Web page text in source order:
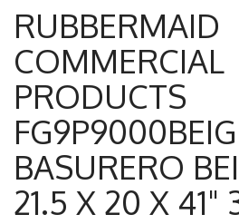
RUBBERMAID
COMMERCIAL
PRODUCTS
FG9P9000BEIG
BASURERO
21.5 X 20 X 41"